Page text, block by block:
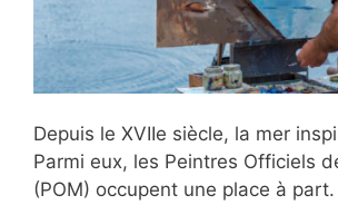
Depuis le XVIIe siècle, la mer
Parmi eux, les Peintres Officiels
(POM) occupent une place à